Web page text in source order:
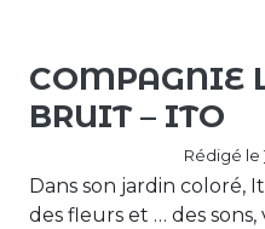
COMPAGNIE
BRUIT – ITO
Rédigé le
Dans son jardin coloré,
des fleurs et … des sons,